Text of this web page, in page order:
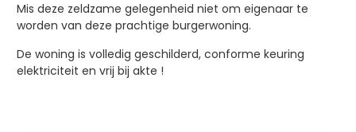
Mis deze zeldzame gelegenheid niet om eigenaar te
worden van deze prachtige burgerwoning.
De woning is volledig geschilderd, conforme keuring
elektriciteit en vrij bij akte !